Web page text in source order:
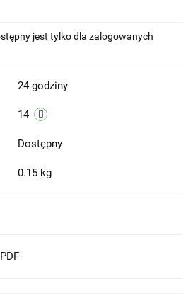
jest tylko dla zalogowanych
24 godziny
14
Dostępny
0.15 kg